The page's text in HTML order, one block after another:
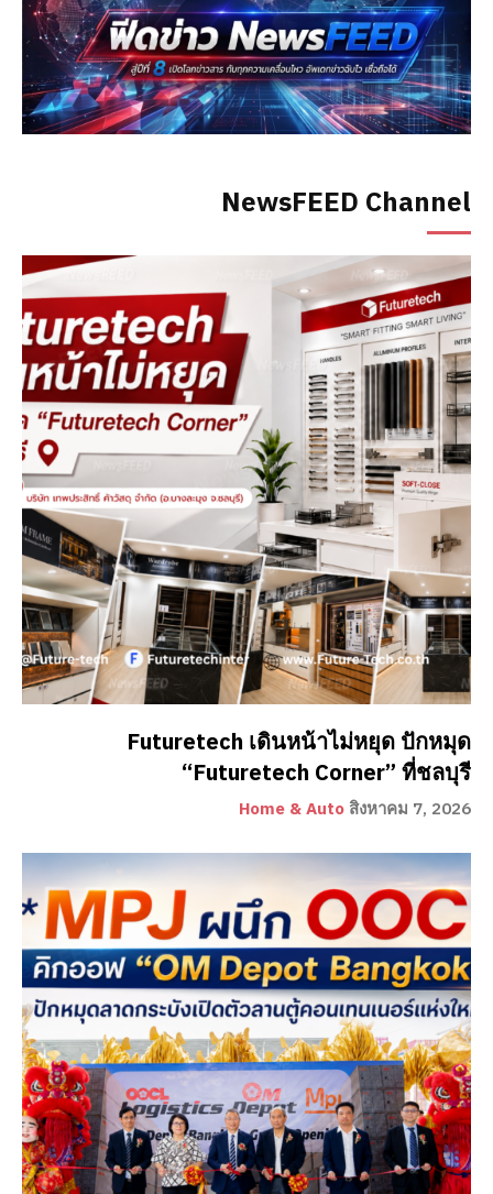
NewsFEED Channel
Futuretech เดินหน้าไม่หยุด ปักหมุด
“Futuretech Corner” ที่ชลบุรี
Home & Auto สิงหาคม 7, 2026